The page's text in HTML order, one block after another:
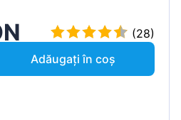
(28)
Adăugați în coș